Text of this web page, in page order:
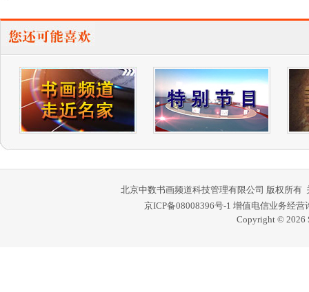
北京中数书画频道科技管理有限公司 版权所有
京ICP备08008396号-1 增值电信业务经营
Copyright © 2026